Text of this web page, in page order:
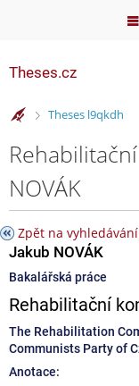
Theses.cz
>
Theses l9qkdh
NOVÁK
Zpět na vyhledávání
Jakub NOVÁK
Bakalářská práce
Rehabilitační
The Rehabilitation
Communists Party of
Anotace: